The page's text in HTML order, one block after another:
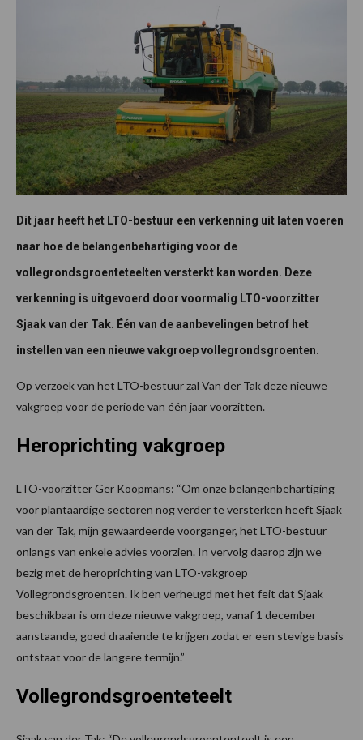
Dit jaar heeft het LTO-bestuur een verkenning uit laten voeren
naar hoe de belangenbehartiging voor de
vollegrondsgroenteteelten versterkt kan worden. Deze
verkenning is uitgevoerd door voormalig LTO-voorzitter
Sjaak van der Tak. Één van de aanbevelingen betrof het
instellen van een nieuwe vakgroep vollegrondsgroenten.
Op verzoek van het LTO-bestuur zal Van der Tak deze nieuwe
vakgroep voor de periode van één jaar voorzitten.
Heroprichting vakgroep
LTO-voorzitter Ger Koopmans: “Om onze belangenbehartiging
voor plantaardige sectoren nog verder te versterken heeft Sjaak
van der Tak, mijn gewaardeerde voorganger, het LTO-bestuur
onlangs van enkele advies voorzien. In vervolg daarop zijn we
bezig met de heroprichting van LTO-vakgroep
Vollegrondsgroenten. Ik ben verheugd met het feit dat Sjaak
beschikbaar is om deze nieuwe vakgroep, vanaf 1 december
aanstaande, goed draaiende te krijgen zodat er een stevige basis
ontstaat voor de langere termijn.”
Vollegrondsgroenteteelt